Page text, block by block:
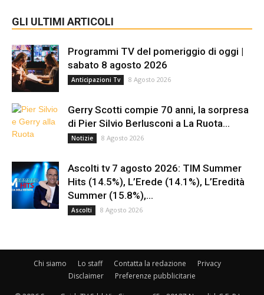
GLI ULTIMI ARTICOLI
Programmi TV del pomeriggio di oggi |
sabato 8 agosto 2026
Anticipazioni Tv 8 Agosto 2026
Gerry Scotti compie 70 anni, la sorpresa
di Pier Silvio Berlusconi a La Ruota...
Notizie 8 Agosto 2026
Ascolti tv 7 agosto 2026: TIM Summer
Hits (14.5%), L’Erede (14.1%), L’Eredità
Summer (15.8%),...
Ascolti 8 Agosto 2026
Chi siamo Lo staff Contatta la redazione
Privacy
Disclaimer
Preferenze pubblicitarie